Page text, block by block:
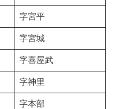
字宮平
字宮城
字喜屋武
字神里
字本部